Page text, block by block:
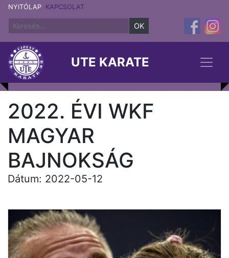
NYITÓLAP KAPCSOLAT
OK
UTE KARATE
2022. ÉVI WKF
MAGYAR
BAJNOKSÁG
Dátum: 2022-05-12